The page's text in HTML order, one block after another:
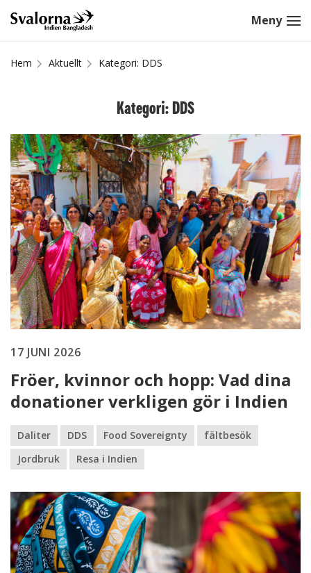
Hem Aktuellt Kategori: DDS
Kategori: DDS
17 JUNI 2026
Fröer, kvinnor och hopp: Vad dina
donationer verkligen gör i Indien
Daliter DDS Food Sovereignty
fältbesök
Jordbruk
Resa i Indien